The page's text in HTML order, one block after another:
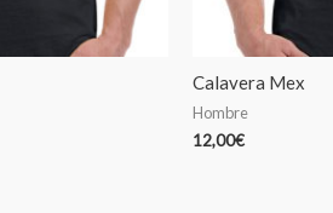
Calavera Mex
Hombre
12,00€